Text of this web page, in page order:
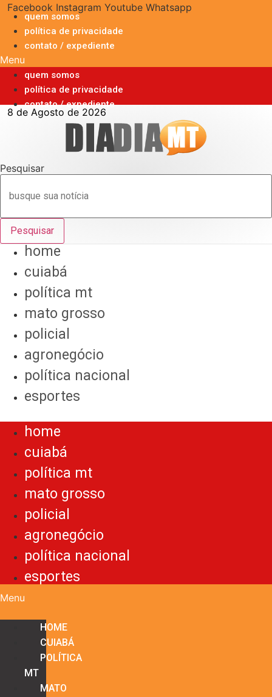
para
conteúdo
Facebook Instagram Youtube Whatsapp
quem somos
política de privacidade
contato / expediente
Menu
quem somos
política de privacidade
contato / expediente
8 de Agosto de 2026
Pesquisar
Pesquisar
home
cuiabá
política mt
mato grosso
policial
agronegócio
política nacional
esportes
home
cuiabá
política mt
mato grosso
policial
agronegócio
política nacional
esportes
Menu
HOME
CUIABÁ
POLÍTICA
MT
MATO